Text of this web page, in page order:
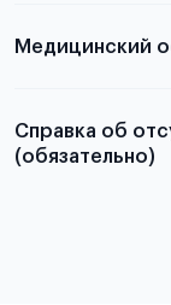
Медицинский
Для
бланков
Справка об
(обязательно)